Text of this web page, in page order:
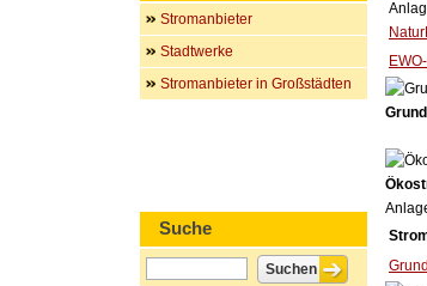
Stromanbieter
Stadtwerke
Stromanbieter in Großstädten
Suche